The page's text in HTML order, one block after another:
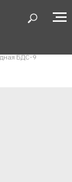
БДС-9